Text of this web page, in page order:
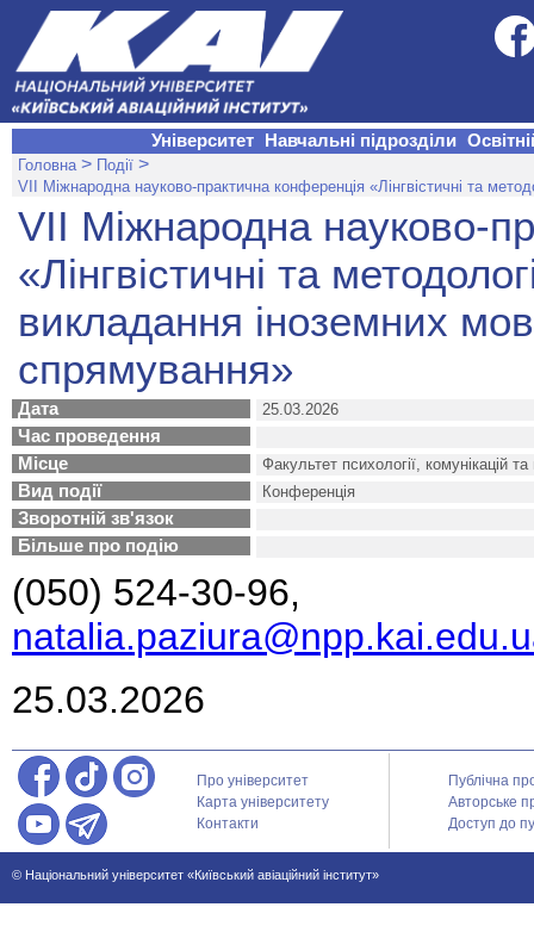
Університет Навчальні підрозділи
Головна > Події >
VІІ Міжнародна науково-практична конференція «Лінгвістичні та
VІІ Міжнародна науково-
«Лінгвістичні та
викладання іноземних
спрямування»
Дата 25.03.2026
Час проведення
Місце
Факультет психології, комунікацій
Вид події Конференція
Зворотній зв'язок
Більше про подію
(050) 524-30-96,
25.03.2026
Про університет
Карта університету
Контакти
Публічна
Авторське
Доступ до
© Національний університет «Київський авіаційний інститут»